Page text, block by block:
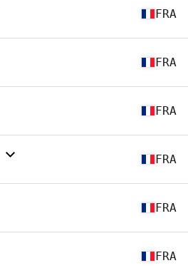
FRA
FRA
FRA
FRA
FRA
FRA